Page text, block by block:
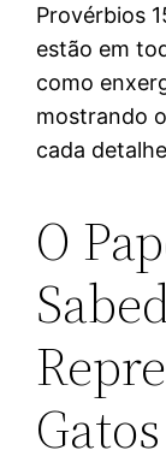
Provérbios
estão em
como
mostrando
cada
O
Gatos